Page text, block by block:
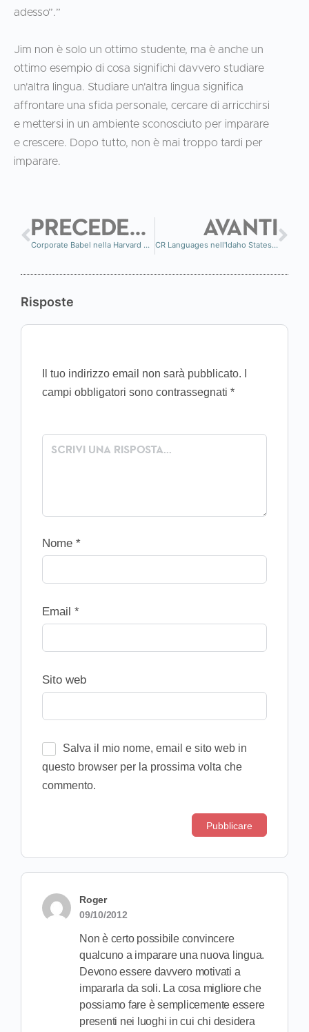
adesso”.”
Jim non è solo un ottimo studente, ma è anche un
ottimo esempio di cosa significhi davvero studiare
un'altra lingua. Studiare un'altra lingua significa
affrontare una sfida personale, cercare di arricchirsi
e mettersi in un ambiente sconosciuto per imparare
e crescere. Dopo tutto, non è mai troppo tardi per
imparare.
PRECEDENTE
Corporate Babel nella Harvard Business Review
AVANTI
CR Languages nell'Idaho Statesman
Risposte
Il tuo indirizzo email non sarà pubblicato.
campi obbligatori sono contrassegnati *
Nome *
Email *
Sito web
Salva il mio nome, email e sito web in
questo browser per la prossima volta che
commento.
Roger
09/10/2012
Non è certo possibile convincere
qualcuno a imparare una nuova lingua.
Devono essere davvero motivati a
impararla da soli. La cosa migliore che
possiamo fare è semplicemente essere
presenti nei luoghi in cui chi desidera